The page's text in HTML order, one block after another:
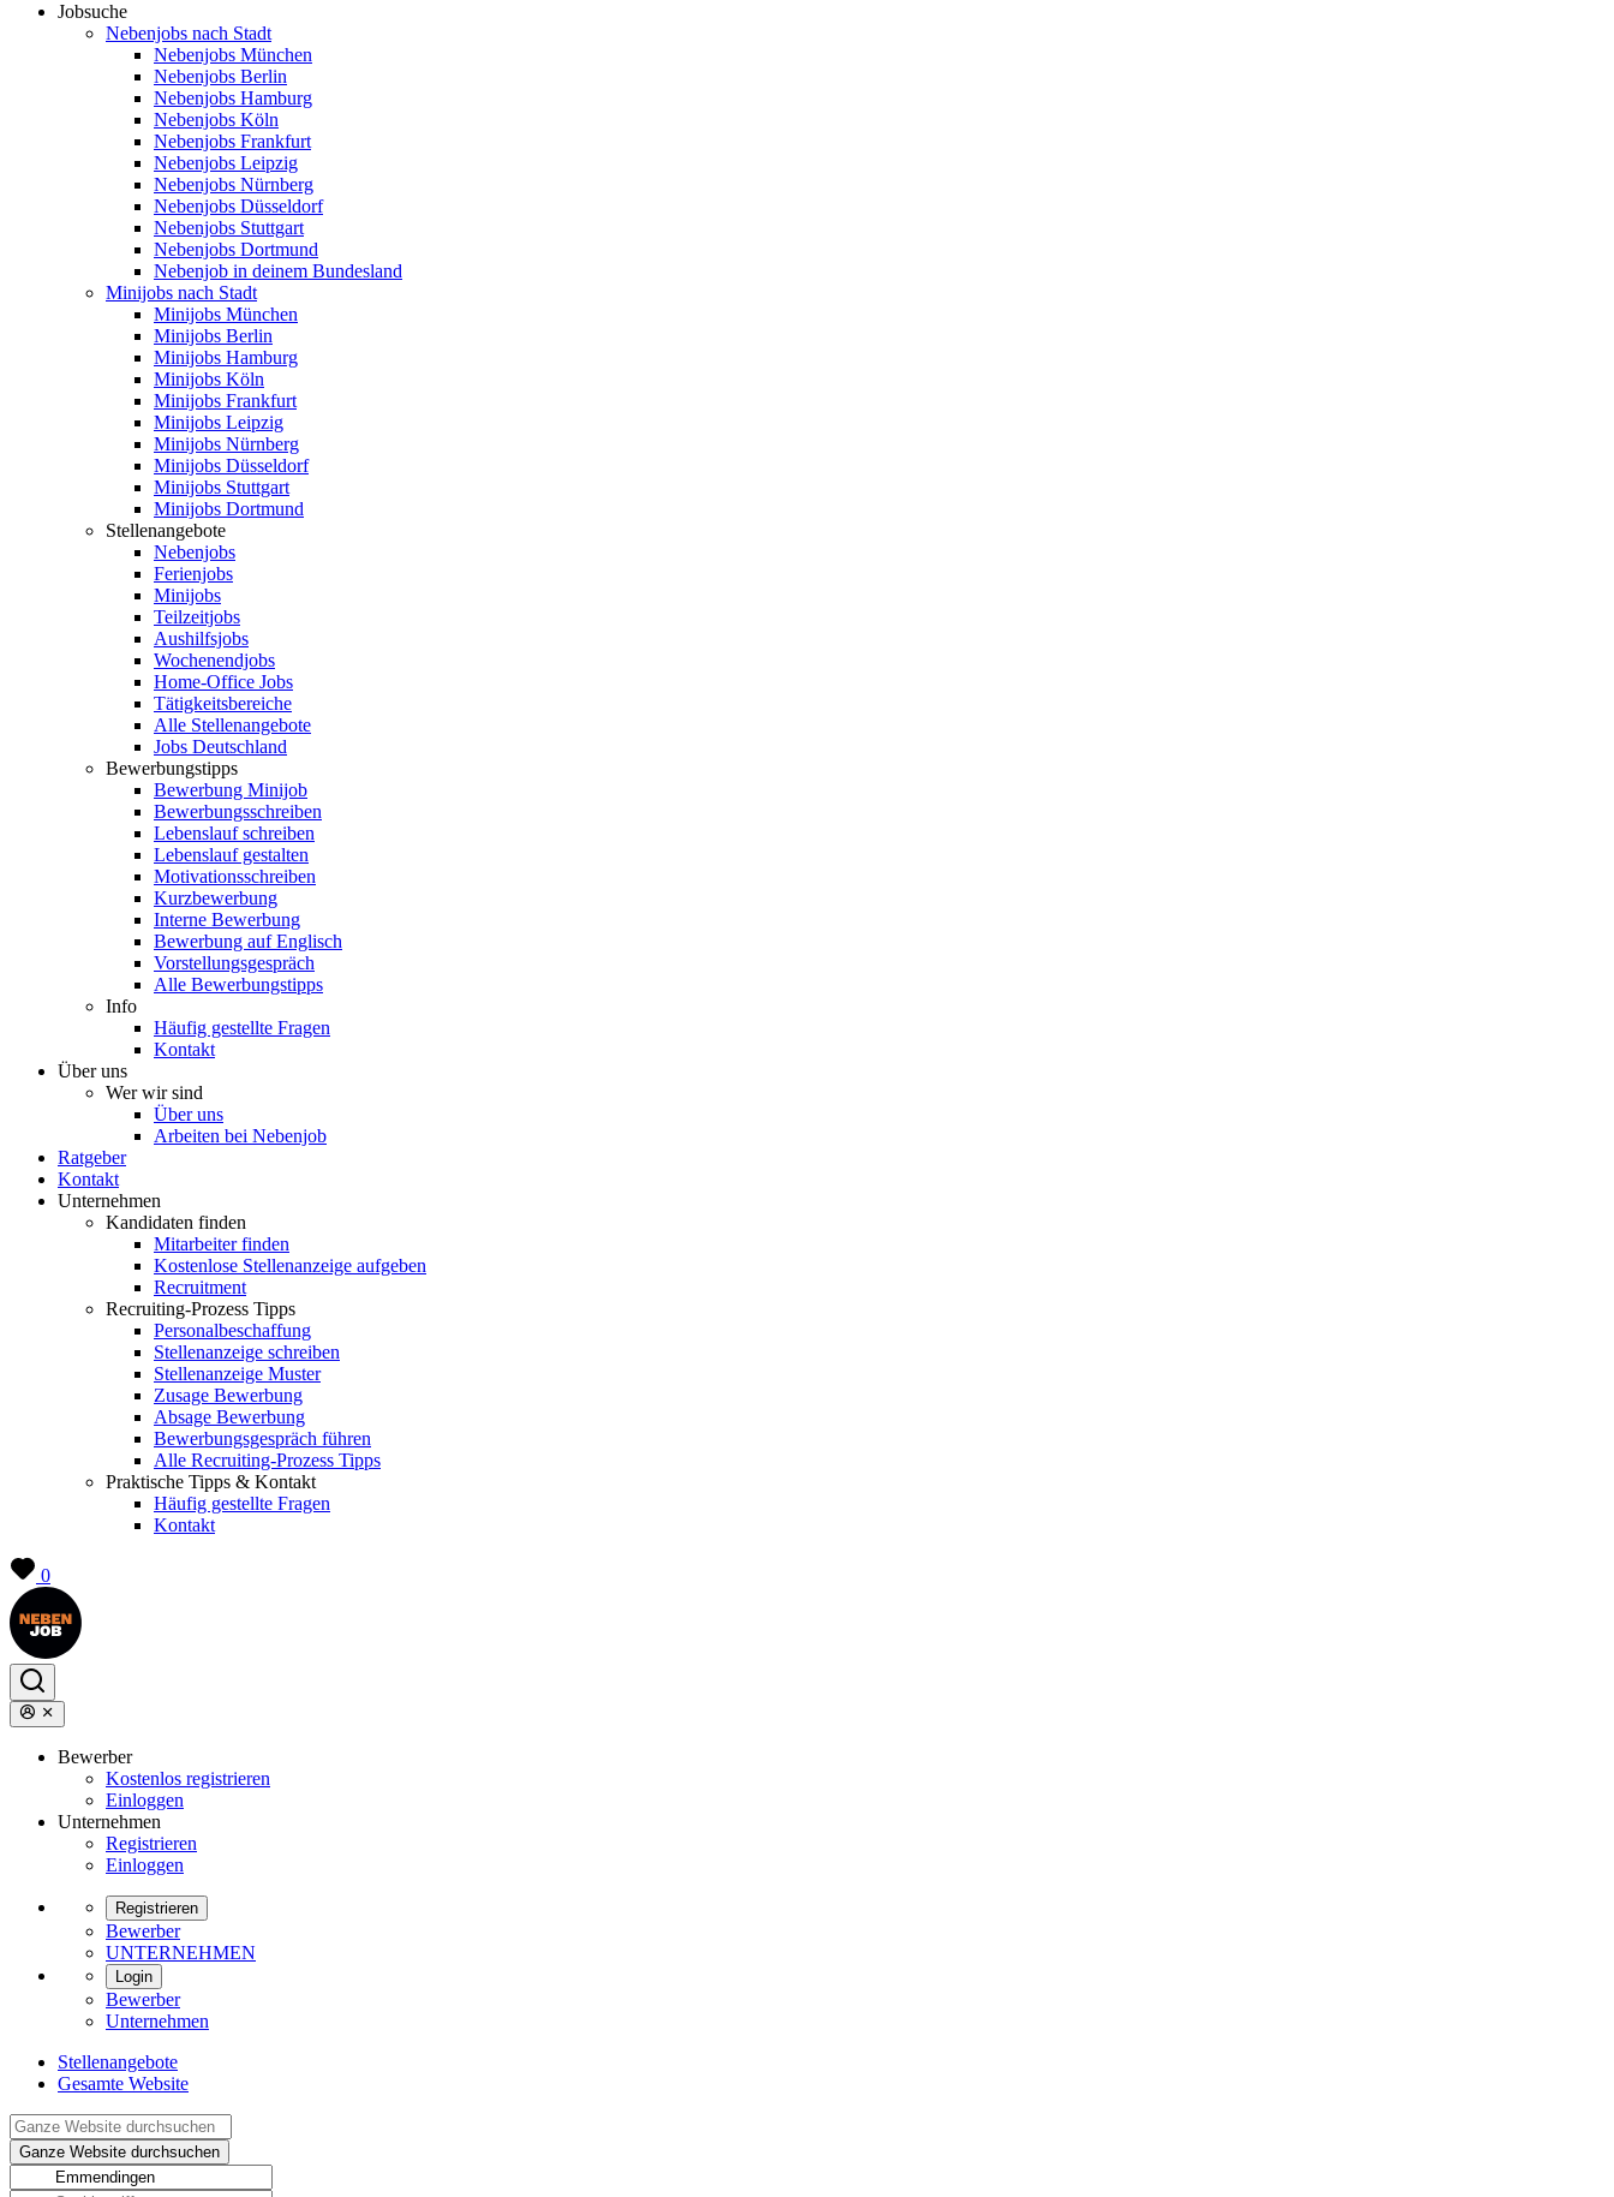
Jobsuche
Nebenjobs nach Stadt
Nebenjobs München
Nebenjobs Berlin
Nebenjobs Hamburg
Nebenjobs Köln
Nebenjobs Frankfurt
Nebenjobs Leipzig
Nebenjobs Nürnberg
Nebenjobs Düsseldorf
Nebenjobs Stuttgart
Nebenjobs Dortmund
Nebenjob in deinem Bundesland
Minijobs nach Stadt
Minijobs München
Minijobs Berlin
Minijobs Hamburg
Minijobs Köln
Minijobs Frankfurt
Minijobs Leipzig
Minijobs Nürnberg
Minijobs Düsseldorf
Minijobs Stuttgart
Minijobs Dortmund
Stellenangebote
Nebenjobs
Ferienjobs
Minijobs
Teilzeitjobs
Aushilfsjobs
Wochenendjobs
Home-Office Jobs
Tätigkeitsbereiche
Alle Stellenangebote
Jobs Deutschland
Bewerbungstipps
Bewerbung Minijob
Bewerbungsschreiben
Lebenslauf schreiben
Lebenslauf gestalten
Motivationsschreiben
Kurzbewerbung
Interne Bewerbung
Bewerbung auf Englisch
Vorstellungsgespräch
Alle Bewerbungstipps
Info
Häufig gestellte Fragen
Kontakt
Über uns
Wer wir sind
Über uns
Arbeiten bei Nebenjob
Ratgeber
Kontakt
Unternehmen
Kandidaten finden
Mitarbeiter finden
Kostenlose Stellenanzeige aufgeben
Recruitment
Recruiting-Prozess Tipps
Personalbeschaffung
Stellenanzeige schreiben
Stellenanzeige Muster
Zusage Bewerbung
Absage Bewerbung
Bewerbungsgespräch führen
Alle Recruiting-Prozess Tipps
Praktische Tipps & Kontakt
Häufig gestellte Fragen
Kontakt
0
Bewerber
Kostenlos registrieren
Einloggen
Unternehmen
Registrieren
Einloggen
Registrieren
Bewerber
UNTERNEHMEN
Login
Bewerber
Unternehmen
Stellenangebote
Gesamte Website